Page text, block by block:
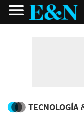
TECNOLOGÍA